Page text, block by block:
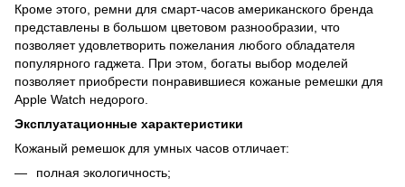
Кроме этого, ремни для смарт-часов американского бренда
представлены в большом цветовом разнообразии, что
позволяет удовлетворить пожелания любого обладателя
популярного гаджета. При этом, богаты выбор моделей
позволяет приобрести понравившиеся кожаные ремешки для
Apple Watch недорого.
Эксплуатационные характеристики
Кожаный ремешок для умных часов отличает:
полная экологичность;